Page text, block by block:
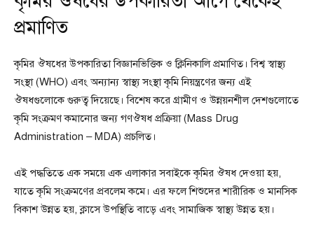
প্রমাণিত
কৃমির ঔষধের উপকারিতা বিজ্ঞানভিত্তিক ও ক্লিনিকালি প্রমাণিত। বিশ্ব স্বাস্থ্য
সংস্থা (WHO) এবং অন্যান্য স্বাস্থ্য সংস্থা কৃমি নিয়ন্ত্রণের জন্য এই
ঔষধগুলোকে গুরুত্ব দিয়েছে। বিশেষ করে গ্রামীণ ও উন্নয়নশীল দেশগুলোতে
কৃমি সংক্রমণ কমানোর জন্য গণঔষধ প্রক্রিয়া (Mass Drug
Administration – MDA) প্রচলিত।
এই পদ্ধতিতে এক সময়ে এক এলাকার সবাইকে কৃমির ঔষধ দেওয়া হয়,
যাতে কৃমি সংক্রমণের প্রবলেম কমে। এর ফলে শিশুদের শারীরিক ও মানসিক
বিকাশ উন্নত হয়, ক্লাসে উপস্থিতি বাড়ে এবং সামাজিক স্বাস্থ্য উন্নত হয়।